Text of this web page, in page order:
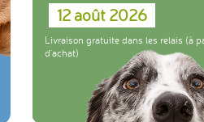
aideront à améliorer la
de poils.
12 août 2026
Livraison gratuite dans les relais (à
d'achat)